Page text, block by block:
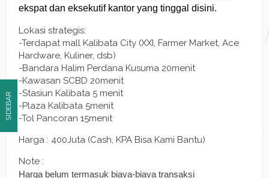
ekspat dan eksekutif kantor yang tinggal disini.
Lokasi strategis:
-Terdapat mall Kalibata City (XXI, Farmer Market, Ace
Hardware, Kuliner, dsb)
-Bandara Halim Perdana Kusuma 20menit
-Kawasan SCBD 20menit
-Stasiun Kalibata 5 menit
-Plaza Kalibata 5menit
-Tol Pancoran 15menit
Harga : 400Juta (Cash, KPA Bisa Kami Bantu)
Note :
Harga belum termasuk biaya-biaya transaksi
SIDEBAR